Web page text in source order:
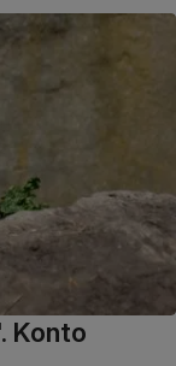
Konto